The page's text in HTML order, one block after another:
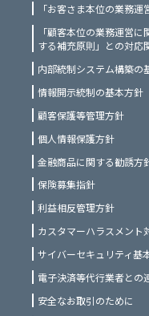
「お客さま本位の業務
「顧客本位の業務運営
する補充原則」との対応
内部統制システム構築の
情報開示統制の基本方針
顧客保護等管理方針
個人情報保護方針
金融商品に関する勧誘方
保険募集指針
利益相反管理方針
カスタマーハラスメント
サイバーセキュリティ基
電子決済等代行業者との
安全なお取引のために